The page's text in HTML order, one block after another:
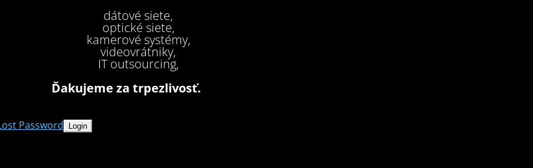
dátové siete,
optické siete,
kamerové systémy,
videovrátniky,
IT outsourcing,
Ďakujeme za trpezlivosť.
Password